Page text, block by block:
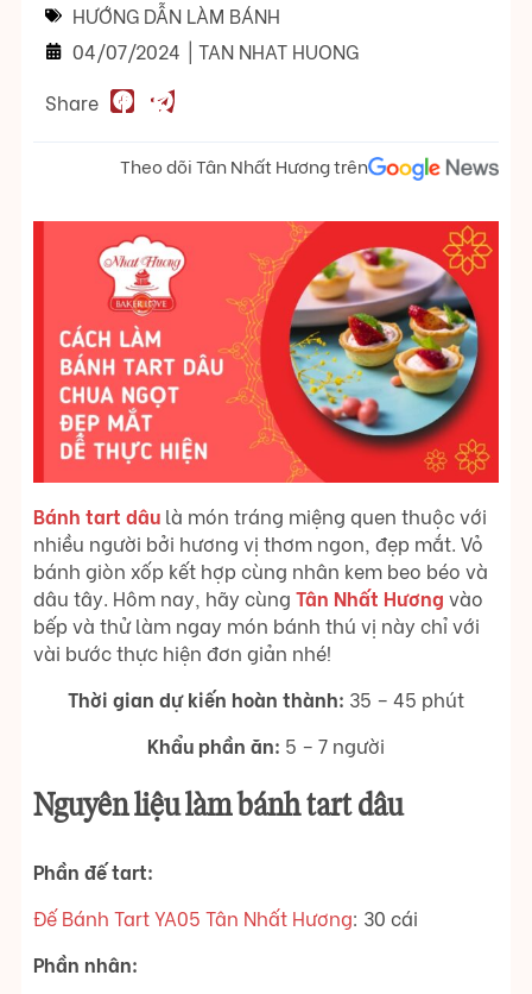
HƯỚNG DẪN LÀM BÁNH
04/07/2024 | TAN NHAT HUONG
Share
Theo dõi Tân Nhất Hương trên
Bánh tart dâu là món tráng miệng quen thuộc với
nhiều người bởi hương vị thơm ngon, đẹp mắt. Vỏ
bánh giòn xốp kết hợp cùng nhân kem beo béo và
dâu tây. Hôm nay, hãy cùng Tân Nhất Hương vào
bếp và thử làm ngay món bánh thú vị này chỉ với
vài bước thực hiện đơn giản nhé!
Thời gian dự kiến hoàn thành: 35 – 45 phút
Khẩu phần ăn: 5 – 7 người
Nguyên liệu làm bánh tart dâu
Phần đế tart:
Đế Bánh Tart YA05 Tân Nhất Hương: 30 cái
Phần nhân: